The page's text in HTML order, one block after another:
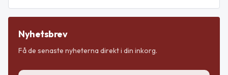
Nyhetsbrev
Få de senaste nyheterna direkt i din inkorg.